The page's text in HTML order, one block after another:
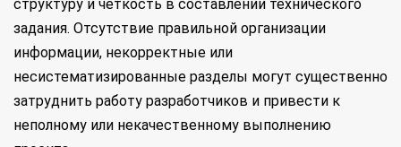
структуру и четкость в составлении технического
задания. Отсутствие правильной организации
информации, некорректные или
несистематизированные разделы могут существенно
затруднить работу разработчиков и привести к
неполному или некачественному выполнению